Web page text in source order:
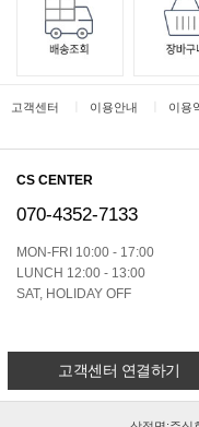
고객센터 이용안내 이용
CS CENTER
070-4352-7133
MON-FRI 10:00 - 17:00
LUNCH 12:00 - 13:00
SAT, HOLIDAY OFF
고객센터 연결하기